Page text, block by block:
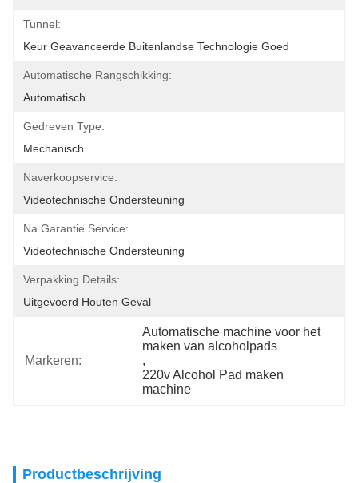
Tunnel:
Keur Geavanceerde Buitenlandse Technologie Goed
Automatische Rangschikking:
Automatisch
Gedreven Type:
Mechanisch
Naverkoopservice:
Videotechnische Ondersteuning
Na Garantie Service:
Videotechnische Ondersteuning
Verpakking Details:
Uitgevoerd Houten Geval
Markeren:
Automatische machine voor het
maken van alcoholpads
,
220v Alcohol Pad maken
machine
Productbeschrijving